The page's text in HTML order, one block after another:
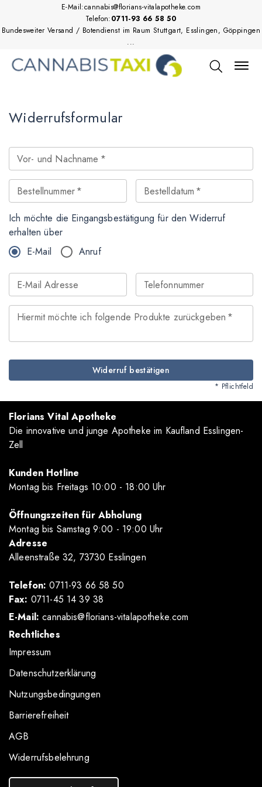
E-Mail:cannabis@florians-vitalapotheke.com
Telefon:0711-93 66 58 50
Bundesweiter Versand / Botendienst im Raum Stuttgart, Esslingen, Göppingen
...
Widerrufsformular
Vor- und Nachname *
Bestellnummer* Bestelldatum *
Ich möchte die Eingangsbestätigung für den Widerruf
erhalten über
E-Mail
Anruf
E-Mail Adresse Telefonnummer
Hiermit möchte ich folgende Produkte zurückgeben *
Widerruf bestätigen
* Pflichtfeld
Florians Vital Apotheke
Die innovative und junge Apotheke im Kaufland Esslingen-
Zell
Kunden Hotline
Montag bis Freitags 10:00 - 18:00 Uhr
Öffnungszeiten für Abholung
Montag bis Samstag 9:00 - 19:00 Uhr
Adresse
Alleenstraße 32, 73730 Esslingen
Telefon: 0711-93 66 58 50
Fax: 0711-45 14 39 38
E-Mail: cannabis@florians-vitalapotheke.com
Rechtliches
Impressum
Datenschutzerklärung
Nutzungsbedingungen
Barrierefreiheit
AGB
Widerrufsbelehrung